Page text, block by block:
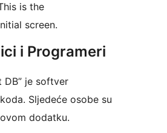
is the
screen.
i Programeri
DB” je softver
Sljedeće osobe su
dodatku.